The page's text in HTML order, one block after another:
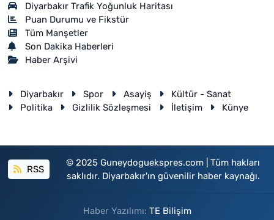
Diyarbakır Trafik Yoğunluk Haritası
Puan Durumu ve Fikstür
Tüm Manşetler
Son Dakika Haberleri
Haber Arşivi
Diyarbakır Spor Asayiş
Kültür - Sanat
Politika
Gizlilik Sözleşmesi İletişim Künye
RSS
© 2025 Guneydoguekspres.com | Tüm hakları
saklıdır. Diyarbakır'ın güvenilir haber kaynağı.
Haber Yazılımı: TE Bilişim